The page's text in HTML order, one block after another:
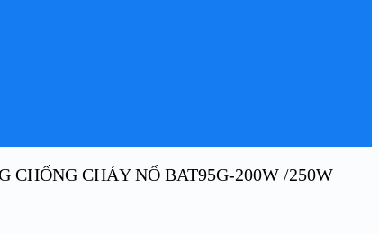
CHỐNG CHÁY NỔ BAT95G-200W /250W